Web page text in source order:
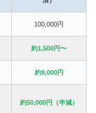
100,000円
約1,500円〜
約9,000円
約50,000円（半減）